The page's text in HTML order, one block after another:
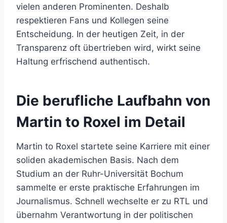
vielen anderen Prominenten. Deshalb
respektieren Fans und Kollegen seine
Entscheidung. In der heutigen Zeit, in der
Transparenz oft übertrieben wird, wirkt seine
Haltung erfrischend authentisch.
Die berufliche Laufbahn von
Martin to Roxel im Detail
Martin to Roxel startete seine Karriere mit einer
soliden akademischen Basis. Nach dem
Studium an der Ruhr-Universität Bochum
sammelte er erste praktische Erfahrungen im
Journalismus. Schnell wechselte er zu RTL und
übernahm Verantwortung in der politischen